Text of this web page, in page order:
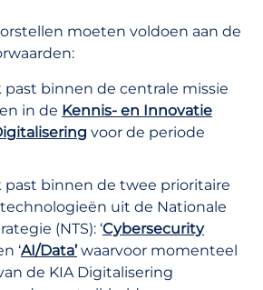
moeten voldoen aan de
past binnen de centrale missie
in de Kennis- en Innovatie
voor de periode
past binnen de twee prioritaire
uit de Nationale
(NTS): ‘Cybersecurity
‘AI/Data’waarvoor momenteel
de KIA Digitalisering